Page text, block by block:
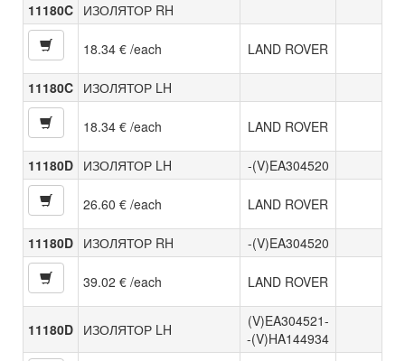
11180C ИЗОЛЯТОР RH
18.34 € /each LAND ROVER
11180C ИЗОЛЯТОР LH
18.34 € /each LAND ROVER
11180D ИЗОЛЯТОР LH -(V)EA304520
26.60 € /each LAND ROVER
11180D ИЗОЛЯТОР RH -(V)EA304520
39.02 € /each LAND ROVER
11180D ИЗОЛЯТОР LH
(V)EA304521-
-(V)HA144934